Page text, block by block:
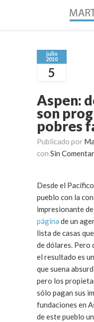
julio
2010
5
Aspen:
son
pobres
Publicado por
con Sin
Desde el
pueblo con la
impresionante
página de un
lista de casas
de dólares. Pero como explico en este video
el resultado es un
que suena
pero los
sólo pagan sus
fundaciones en
de este pueblo